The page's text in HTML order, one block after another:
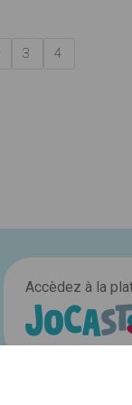
3 4
Accèdez à la